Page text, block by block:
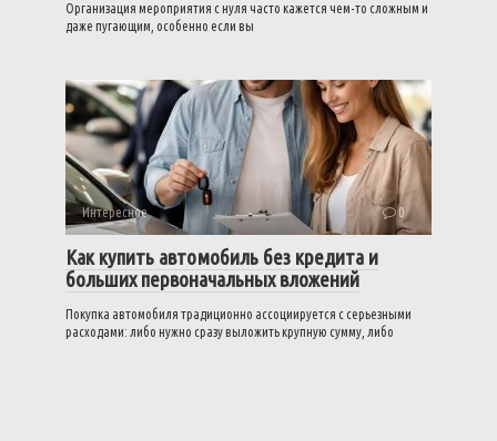
Организация мероприятия с нуля часто кажется чем-то сложным и
даже пугающим, особенно если вы
Интересное 0
Как купить автомобиль без кредита и
больших первоначальных вложений
Покупка автомобиля традиционно ассоциируется с серьезными
расходами: либо нужно сразу выложить крупную сумму, либо